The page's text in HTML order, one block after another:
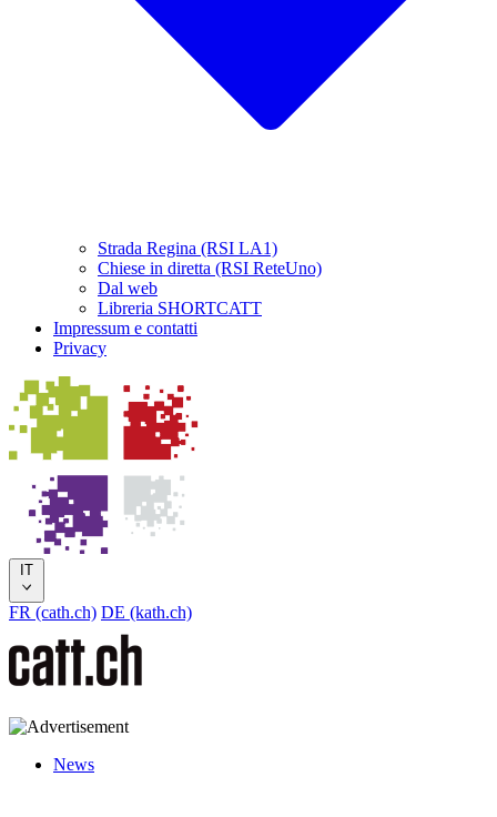
Strada Regina (RSI LA1)
Chiese in diretta (RSI ReteUno)
Dal web
Libreria SHORTCATT
Impressum e contatti
Privacy
IT
FR (cath.ch) DE (kath.ch)
News